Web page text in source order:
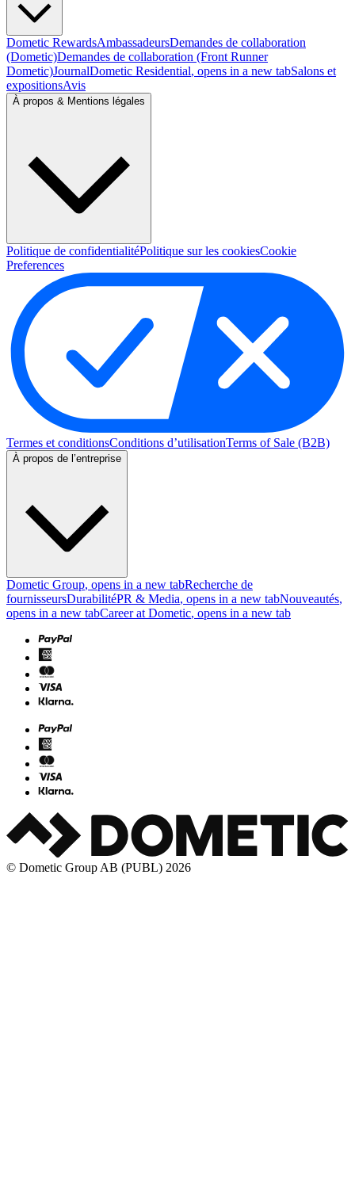
Dometic RewardsAmbassadeursDemandes de collaboration
(Dometic)Demandes de collaboration (Front Runner
Dometic)JournalDometic Residential, opens in a new tabSalons et
expositionsAvis
À propos & Mentions légales
Politique de confidentialitéPolitique sur les cookiesCookie
Preferences
Termes et conditionsConditions d’utilisationTerms of Sale (B2B)
À propos de l’entreprise
Dometic Group, opens in a new tabRecherche de
fournisseursDurabilitéPR & Media, opens in a new tabNouveautés,
opens in a new tabCareer at Dometic, opens in a new tab
© Dometic Group AB (PUBL) 2026